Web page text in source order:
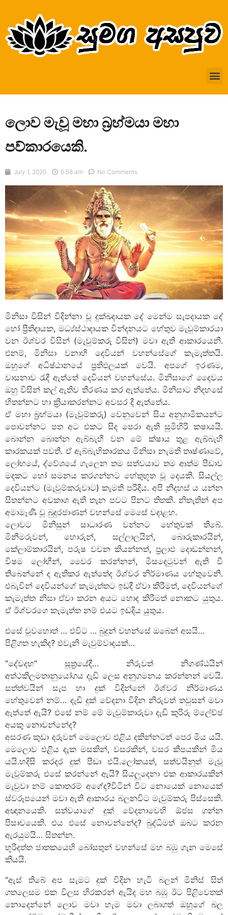
ලොව මැවූ මහා බ්‍රහ්මයා මහා
පව්කාරයෙකි.
July 1, 2020 6:58 am No Comments
මිනිසා විසින් විදින්නා වූ දුක්ඛදායක දේ මෙන්ම සැපදායක දේ
හෝ ප්‍රීතිදායක, මධ්‍ය්ස්ථාදායක වින්දනයට හේතුව මැවුම්කාරයා
වන ඊශ්වර විසින් (මැවුම්කරු විසින්) මවා ඇති ආකාරයෙනි.
එනම්, මිනිසා වනාහි දෙවියන් වහන්සේගේ කැමැත්තයි.
ඔහුගේ අධිෂ්ඨානයේ ප්‍රතිඵලයක් වෙයි. අපගේ ඉරණම,
වාසනාව රැදී ඇත්තේ දෙවියන් වහන්සේය. මිනිසාගේ දෛවය
ඔහු විසින් කල් ඇතිව තීරණය කර ඇත්තේය. මිනිසාට නිදහසේ
හිතන්නට හා ක්‍රියාකරන්නට අවසර දී ඇත්තේය.
ඒ මහා බ්‍රහ්මයා (මැවුම්කරු) වෙනුවෙන් සිය අනුගාමිකයන්ට
පොවන්නට පත අට එකට සිද පෙරා ඇති සුමිහිරි කෂායයි.
බොන්න බොන්න ඇබ්බැහි වන මේ ක්ෂාය තුළ ඇබ්බැහි
කාරකයක් පවතී. ඒ ඇබ්බැහිකාරකය මිනිසා නැමති තෘෂ්ණාවේ,
ලෝභයේ, ද්වේශයේ ගැලෙන තම සත්වයාට තම ආත්ම පීඩාව
මදකට හෝ සමනය කරගන්නට හේතුභූත වූ දෙයකි. සියල්ල
දෙවියන්ට (මැවුම්කරුවාට) කැමති පරිදිය. අපි නිදහස් ය යන්න
සිතන්නට අවකාශ ඇති තැන පවට පිනට තිතකි. නිතැතින් අප
අමාමෑණී වූ බුදුරජාණන් වහන්සේ මෙසේ වදාළහ.
ලොවට මිනිසුන් සාධාරණ වන්නට හේතුවක් තිබේ.
මිනීමරුවන්, හොරුන්, සල්ලාලයින්, බොරුකාරයින්,
කේලාම්කාරයින්, පරුෂ වචන කියන්නත්, ප්‍රලාඵ දොඩන්නන්,
විෂම ලෝභීන්, වෛර කරන්නන්, මිසදෙටුවන් ඇති වී
තිබෙන්නේ ද ඇතිකර ඇත්තේද ඊශ්වර නිර්මාණය හේතුවෙනි.
එබැවින් දෙවියන්ගේ කැමැත්තට ඉඩදී ඒවා කිරීමත්, දෙවියන්ගේ
කැමැත්ත නිසා ඒවා කරන අයට හොද කිරීමත් නොකට යුතුය.
ඒ ඊශ්වරගෙ කැමැත්ත නම් එයට ඉඩදිය යුතුය.
එසේ වුවහොත් … එවිට … බුදුන් වහන්සේ ඔබෙන් අසයි…
පිළිගත හැකිද? එවැනි මැවුම්වාදයක්…
“දේවදහ” සූත්‍රයේදී… නිරුවත් නිගණ්ඨයින්
අත්ථකිලමතානුයෝගය දැඩි ලෙස අනුගමනය කරන්නන් වෙයි.
සත්ත්වයින් සැප හා දුක් විදින්නේ ඊශ්වර නිර්මාණය
හේතුවෙන් නම්… දැඩි දුක් වේදනා විදින නිරුවත් තවුසන් මවා
ඇත්තේ ඇයි? එසේ නම් මේ මැවුම්කාරුවා දැඩි කුරිරු ම්ලේච්ඡ
අයකු නොවන්නේද?
අසරණ කුඩා දරුවන් මෙලොව එළිය දකින්නටත් පෙර මිය යයි.
මෙලොව එළිය දැක මසකින්, වසරකින්, වසර කීපයකින් මිය
යයි.හදිසි කරදර දුක් පීඩා එයි.ලෝකයත්, සත්වයිනුත් මැවූ
මැවුම්කරු එසේ කරන්නේ ඇයි? සියලුදෙනා එක ආකාරයකින්
මැවුවා නම් කොතරම් අගේද?විටින් විට නො‍යෙක් නොයෙක්
ස්වරූපයෙන් මවා ඇති ආකාරය බලනවිට මැවුම්කරු පිස්සෙකි.
අඥානයෙකි. සත්වයාගේ දුක් වේදනාවෙහි ඕජස ගන්න
පිසාචයෙකි. එය එසේ නොවන්නේද? බුද්ධිමත් ඔබට කරන
ඇරයුමයි… සිතන්න.
භූරිදත්ත ජාතකයෙහි බෝසතුන් වහන්සේ මහ බඹු ගැන මෙසේ
කියයි.
“ඇස් තිබේ අප සැමට දුක් විදින හැටි බලන් මිනිස් සිත්
ගතලෙසම එක විලස හිරකරන් ඇයිද මහ බඹු ඊට පිළිවෙතක්
නොදෙන්නේ ලොව මවා හැම මවා ලබාගත් ඔහුගේ බල